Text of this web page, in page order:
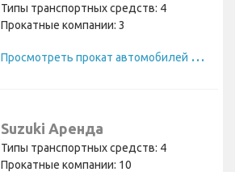
Типы транспортных средств: 4
Прокатные компании: 3
П
росмотреть прокат автомобилей Audi
Suzuki Аренда
Типы транспортных средств: 4
Прокатные компании: 10